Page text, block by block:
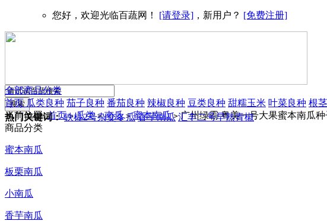
您好，欢迎光临百蔬网！ [请登录] ，新用户？ [免费注册]
热门关键词： 铁柱2号杂交冬瓜 香芋南瓜 汇丰二号早熟青椒
全部商品分类
首页 瓜类良种 茄子良种 番茄良种 辣椒良种 豆类良种 甜糯玉米 叶菜良种 根
当前位置:首页 > 瓜类 > 南瓜 > 蜜本南瓜 >广州绿霸 粤美一号大果蜜本南瓜
商品分类
蜜本南瓜
板栗南瓜
小南瓜
香芋南瓜